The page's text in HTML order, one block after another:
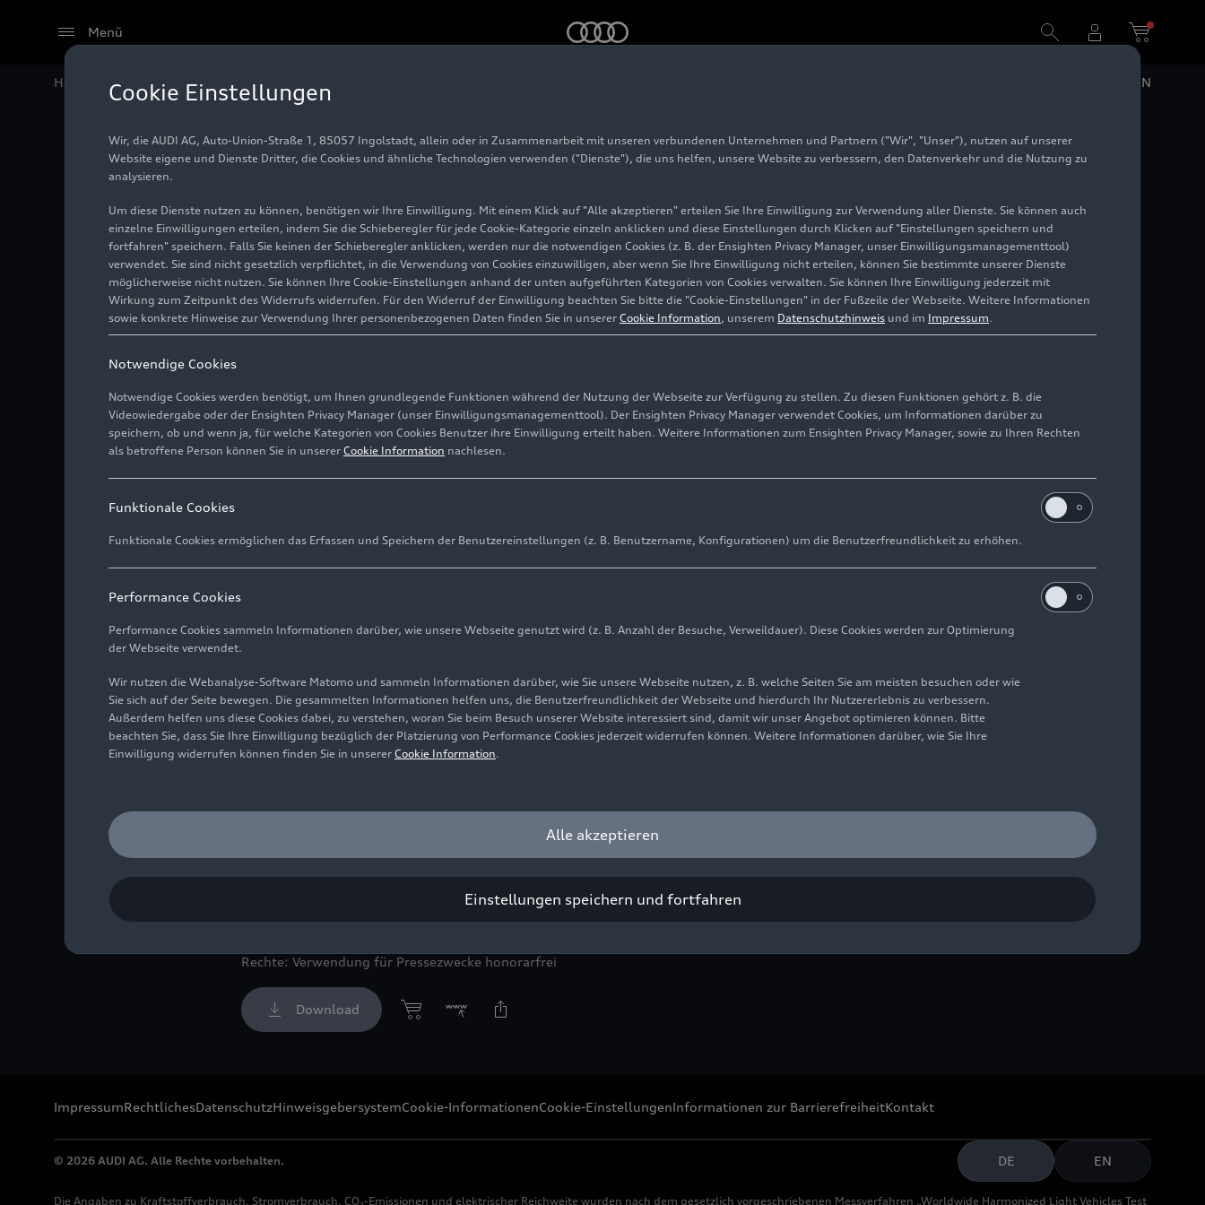
Menü
Home Audi Media Center Fotos EN
Nachhaltiges Engagement für
Menschen und Umwelt
Foto 15.06.2022
Audi übernimmt Verantwortung: Für die Mitarbeitenden, aber auch für die Menschen und die Natur in den
Regionen rund um die Standorte und darüber hinaus.
Rechte: Verwendung für Pressezwecke honorarfrei
Download
ImpressumRechtlichesDatenschutzHinweisgebersystemCookie-InformationenCookie-EinstellungenInformationen zur BarrierefreiheitKontakt
© 2026 AUDI AG. Alle Rechte vorbehalten. DE EN
Die Angaben zu Kraftstoffverbrauch, Stromverbrauch, CO₂-Emissionen und elektrischer Reichweite wurden nach dem gesetzlich vorgeschriebenen Messverfahren „Worldwide Harmonized Light Vehicles Test
Cookie Einstellungen
Wir, die AUDI AG, Auto-Union-Straße 1, 85057 Ingolstadt, allein oder in Zusammenarbeit mit unseren verbundenen Unternehmen und Partnern ("Wir", "Unser"), nutzen auf unserer
Website eigene und Dienste Dritter, die Cookies und ähnliche Technologien verwenden ("Dienste"), die uns helfen, unsere Website zu verbessern, den Datenverkehr und die Nutzung zu
analysieren.
Um diese Dienste nutzen zu können, benötigen wir Ihre Einwilligung. Mit einem Klick auf "Alle akzeptieren" erteilen Sie Ihre Einwilligung zur Verwendung aller Dienste. Sie können auch
einzelne Einwilligungen erteilen, indem Sie die Schieberegler für jede Cookie-Kategorie einzeln anklicken und diese Einstellungen durch Klicken auf "Einstellungen speichern und
fortfahren" speichern. Falls Sie keinen der Schieberegler anklicken, werden nur die notwendigen Cookies (z. B. der Ensighten Privacy Manager, unser Einwilligungsmanagementtool)
verwendet. Sie sind nicht gesetzlich verpflichtet, in die Verwendung von Cookies einzuwilligen, aber wenn Sie Ihre Einwilligung nicht erteilen, können Sie bestimmte unserer Dienste
möglicherweise nicht nutzen. Sie können Ihre Cookie-Einstellungen anhand der unten aufgeführten Kategorien von Cookies verwalten. Sie können Ihre Einwilligung jederzeit mit
Wirkung zum Zeitpunkt des Widerrufs widerrufen. Für den Widerruf der Einwilligung beachten Sie bitte die "Cookie-Einstellungen" in der Fußzeile der Webseite. Weitere Informationen
sowie konkrete Hinweise zur Verwendung Ihrer personenbezogenen Daten finden Sie in unserer Cookie Information, unserem Datenschutzhinweis und im Impressum.
Notwendige Cookies
Notwendige Cookies werden benötigt, um Ihnen grundlegende Funktionen während der Nutzung der Webseite zur Verfügung zu stellen. Zu diesen Funktionen gehört z. B. die
Videowiedergabe oder der Ensighten Privacy Manager (unser Einwilligungsmanagementtool). Der Ensighten Privacy Manager verwendet Cookies, um Informationen darüber zu
speichern, ob und wenn ja, für welche Kategorien von Cookies Benutzer ihre Einwilligung erteilt haben. Weitere Informationen zum Ensighten Privacy Manager, sowie zu Ihren Rechten
als betroffene Person können Sie in unserer Cookie Information nachlesen.
Funktionale Cookies
Funktionale Cookies ermöglichen das Erfassen und Speichern der Benutzereinstellungen (z. B. Benutzername, Konfigurationen) um die Benutzerfreundlichkeit zu erhöhen.
Performance Cookies
Performance Cookies sammeln Informationen darüber, wie unsere Webseite genutzt wird (z. B. Anzahl der Besuche, Verweildauer). Diese Cookies werden zur Optimierung
der Webseite verwendet.
Wir nutzen die Webanalyse-Software Matomo und sammeln Informationen darüber, wie Sie unsere Webseite nutzen, z. B. welche Seiten Sie am meisten besuchen oder wie
Sie sich auf der Seite bewegen. Die gesammelten Informationen helfen uns, die Benutzerfreundlichkeit der Webseite und hierdurch Ihr Nutzererlebnis zu verbessern.
Außerdem helfen uns diese Cookies dabei, zu verstehen, woran Sie beim Besuch unserer Website interessiert sind, damit wir unser Angebot optimieren können. Bitte
beachten Sie, dass Sie Ihre Einwilligung bezüglich der Platzierung von Performance Cookies jederzeit widerrufen können. Weitere Informationen darüber, wie Sie Ihre
Einwilligung widerrufen können finden Sie in unserer Cookie Information.
Alle akzeptieren
Einstellungen speichern und fortfahren